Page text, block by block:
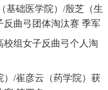
基础医学院） /殷芝（生
曲弓团体淘汰赛 季军
校组女子反曲弓个人淘
/崔彦云（药学院）获